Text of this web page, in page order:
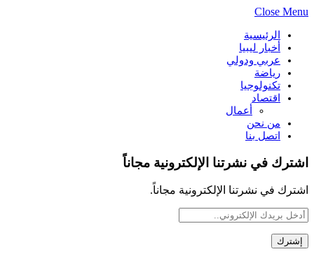
Close Menu
الرئيسية
أخبار ليبيا
عربي ودولي
رياضة
تكنولوجيا
اقتصاد
أعمال
من نحن
اتصل بنا
اشترك في نشرتنا الإلكترونية مجاناً
اشترك في نشرتنا الإلكترونية مجاناً.